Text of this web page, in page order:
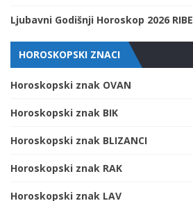
Ljubavni Godišnji Horoskop 2026 RIBE
HOROSKOPSKI ZNACI
Horoskopski znak OVAN
Horoskopski znak BIK
Horoskopski znak BLIZANCI
Horoskopski znak RAK
Horoskopski znak LAV